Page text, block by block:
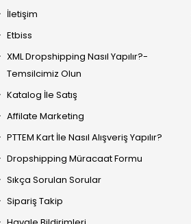
İletişim
Etbiss
XML Dropshipping Nasıl Yapılır?-
Temsilcimiz Olun
Katalog İle Satış
Affilate Marketing
PTTEM Kart İle Nasıl Alışveriş Yapılır?
Dropshipping Müracaat Formu
Sıkça Sorulan Sorular
Sipariş Takip